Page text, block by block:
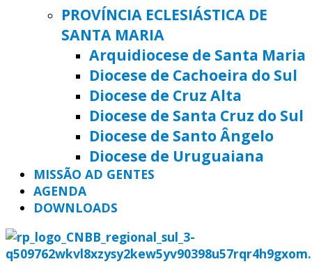
PROVÍNCIA ECLESIÁSTICA DE
SANTA MARIA
Arquidiocese de Santa Maria
Diocese de Cachoeira do Sul
Diocese de Cruz Alta
Diocese de Santa Cruz do Sul
Diocese de Santo Ângelo
Diocese de Uruguaiana
MISSÃO AD GENTES
AGENDA
DOWNLOADS